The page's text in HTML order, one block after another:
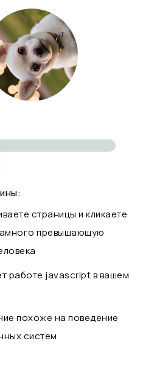
страницы и кликаете
превышающую
работе javascript в вашем
похоже на поведение
систем